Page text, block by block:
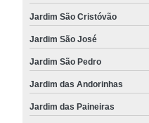
Jardim São Cristóvão
Jardim São José
Jardim São Pedro
Jardim das Andorinhas
Jardim das Paineiras